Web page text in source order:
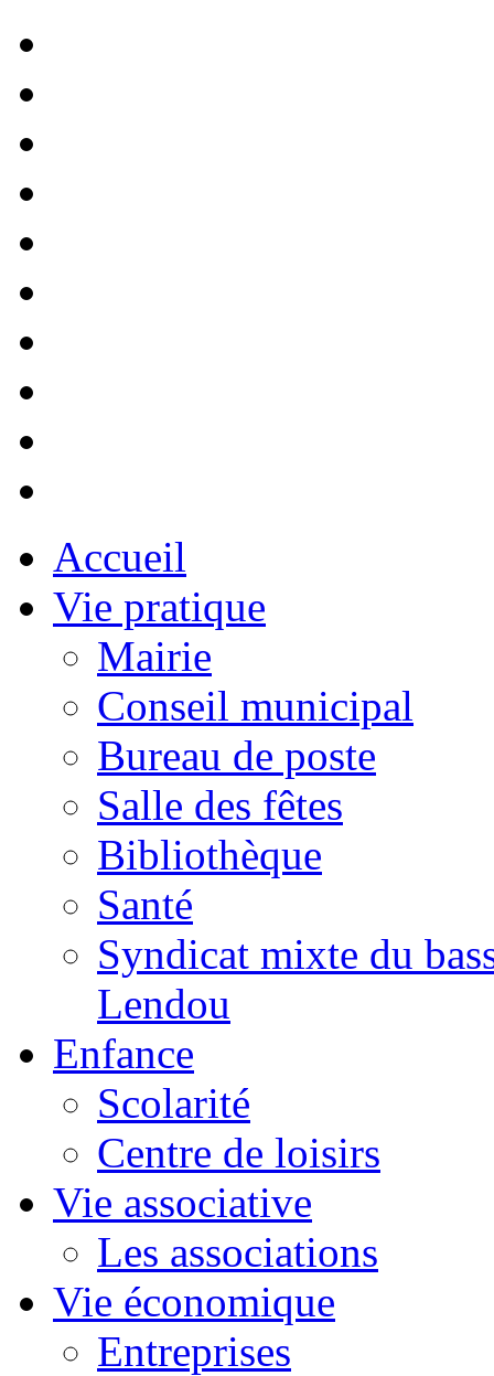
Accueil
Vie pratique
Mairie
Conseil municipal
Bureau de poste
Salle des fêtes
Bibliothèque
Santé
Syndicat mixte du
Lendou
Enfance
Scolarité
Centre de loisirs
Vie associative
Les associations
Vie économique
Entreprises